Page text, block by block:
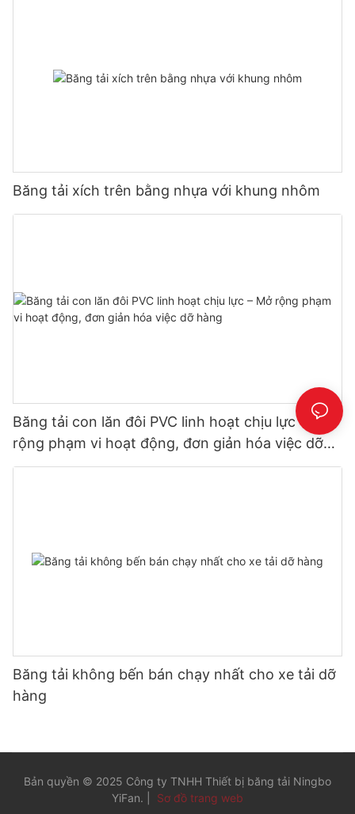
Băng tải xích trên bằng nhựa với khung nhôm
Băng tải con lăn đôi PVC linh hoạt chịu lực – Mở
rộng phạm vi hoạt động, đơn giản hóa việc dỡ
hàng
Băng tải không bến bán chạy nhất cho xe tải dỡ
hàng
Bản quyền © 2025 Công ty TNHH Thiết bị băng tải Ningbo
YiFan. |
Sơ đồ trang web